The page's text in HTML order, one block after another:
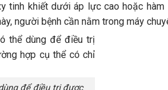
tinh khiết dưới áp lực cao hoặc
người bệnh cần nằm trong máy
để điều trị được